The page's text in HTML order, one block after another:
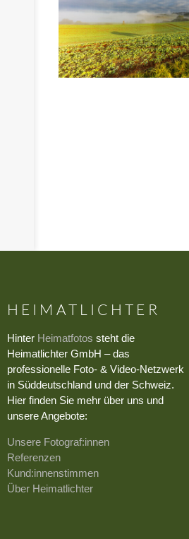
HEIMATLICHTER
Hinter Heimatfotos steht die
Heimatlichter GmbH – das
professionelle Foto- & Video-Netzwerk
in Süddeutschland und der Schweiz.
Hier finden Sie mehr über uns und
unsere Angebote:
Unsere Fotograf:innen
Referenzen
Kund:innenstimmen
Über Heimatlichter